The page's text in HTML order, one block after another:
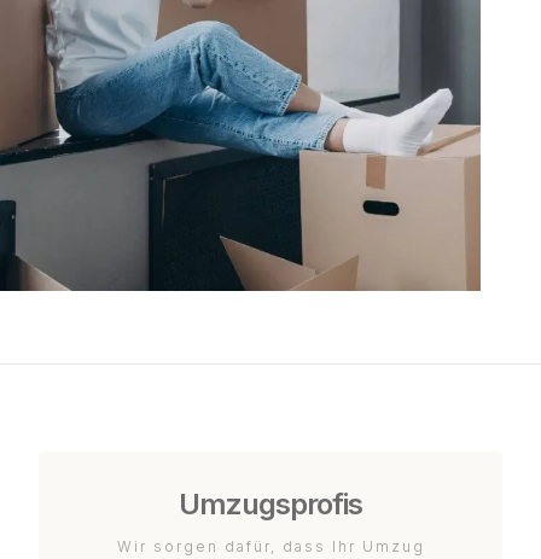
Umzugsprofis
Wir sorgen dafür, dass Ihr Umzug